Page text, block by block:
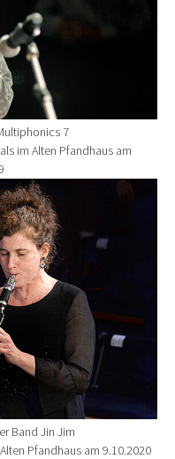
7
im Alten Pfandhaus am
Band Jin Jim
Pfandhaus am 9.10.2020